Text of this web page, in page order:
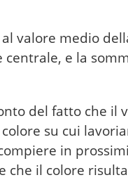
valore medio
centrale, e la
del fatto che il
su cui
in
che il colore